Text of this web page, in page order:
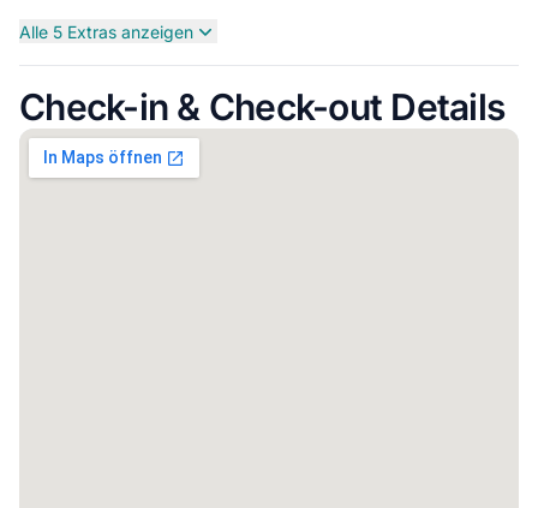
Alle 5 Extras anzeigen
Check-in & Check-out Details